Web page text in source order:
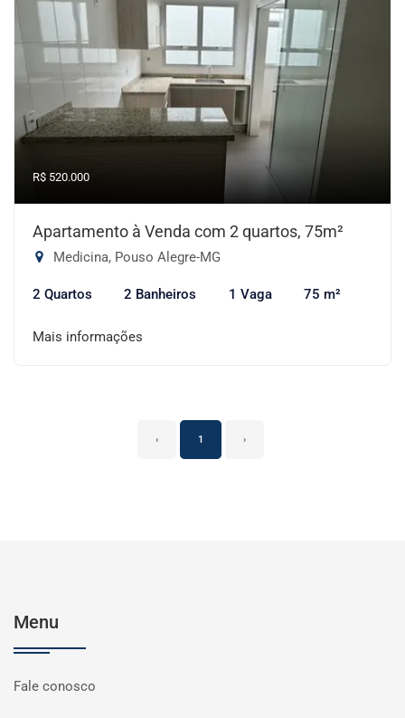
R$ 520.000
Apartamento à Venda com 2 quartos, 75m²
Medicina, Pouso Alegre-MG
2 Quartos 2 Banheiros 1 Vaga 75 m²
Mais informações
‹ 1 ›
Menu
Fale conosco